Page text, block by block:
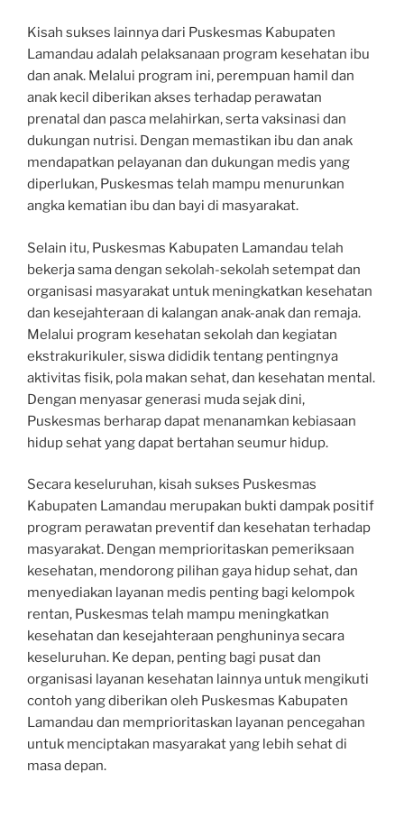
Kisah sukses lainnya dari Puskesmas Kabupaten
Lamandau adalah pelaksanaan program kesehatan ibu
dan anak. Melalui program ini, perempuan hamil dan
anak kecil diberikan akses terhadap perawatan
prenatal dan pasca melahirkan, serta vaksinasi dan
dukungan nutrisi. Dengan memastikan ibu dan anak
mendapatkan pelayanan dan dukungan medis yang
diperlukan, Puskesmas telah mampu menurunkan
angka kematian ibu dan bayi di masyarakat.
Selain itu, Puskesmas Kabupaten Lamandau telah
bekerja sama dengan sekolah-sekolah setempat dan
organisasi masyarakat untuk meningkatkan kesehatan
dan kesejahteraan di kalangan anak-anak dan remaja.
Melalui program kesehatan sekolah dan kegiatan
ekstrakurikuler, siswa dididik tentang pentingnya
aktivitas fisik, pola makan sehat, dan kesehatan mental.
Dengan menyasar generasi muda sejak dini,
Puskesmas berharap dapat menanamkan kebiasaan
hidup sehat yang dapat bertahan seumur hidup.
Secara keseluruhan, kisah sukses Puskesmas
Kabupaten Lamandau merupakan bukti dampak positif
program perawatan preventif dan kesehatan terhadap
masyarakat. Dengan memprioritaskan pemeriksaan
kesehatan, mendorong pilihan gaya hidup sehat, dan
menyediakan layanan medis penting bagi kelompok
rentan, Puskesmas telah mampu meningkatkan
kesehatan dan kesejahteraan penghuninya secara
keseluruhan. Ke depan, penting bagi pusat dan
organisasi layanan kesehatan lainnya untuk mengikuti
contoh yang diberikan oleh Puskesmas Kabupaten
Lamandau dan memprioritaskan layanan pencegahan
untuk menciptakan masyarakat yang lebih sehat di
masa depan.